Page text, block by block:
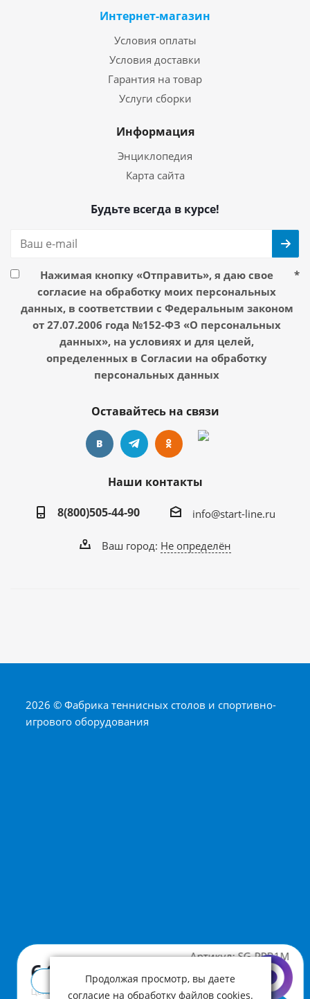
Артикул: SG-PPB1M
6 900 ₽
Цена с учетом НДС
Купить в 1 клик
Интернет-магазин
Условия оплаты
Условия доставки
Гарантия на товар
Услуги сборки
Информация
Энциклопедия
Карта сайта
Будьте всегда в курсе!
Нажимая кнопку «Отправить», я даю свое
согласие на обработку моих персональных
данных, в соответствии с Федеральным законом
от 27.07.2006 года №152-ФЗ «О персональных
данных», на условиях и для целей,
определенных в Согласии на обработку
персональных данных
*
Оставайтесь на связи
Наши контакты
8(800)505-44-90
info@start-line.ru
Ваш город: Не определён
2026 © Фабрика теннисных столов и спортивно-
игрового оборудования
Продолжая просмотр, вы даете
согласие на обработку файлов cookies.